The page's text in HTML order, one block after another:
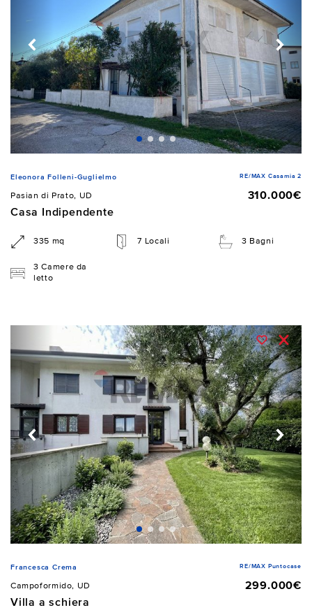
Eleonora Folleni-Guglielmo RE/MAX Casamia 2
Pasian di Prato, UD
310.000€
Casa Indipendente
335 mq 7 Locali 3 Bagni
3 Camere da
letto
Francesca Crema RE/MAX Puntocase
Campoformido, UD
299.000€
Villa a schiera